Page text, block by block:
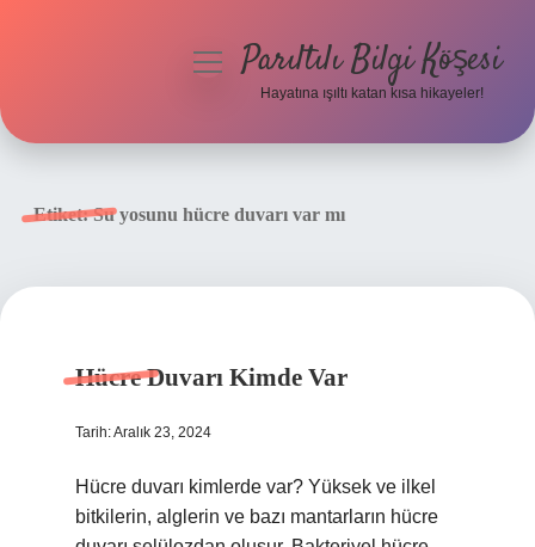
menüyüParıltılı Bilgi Köşesi
Hayatına ışıltı katan kısa hikayeler!
Etiket:Su yosunu hücre duvarı var mı
Hücre Duvarı Kimde Var
Tarih: Aralık 23, 2024
Hücre duvarı kimlerde var? Yüksek ve ilkel
bitkilerin, alglerin ve bazı mantarların hücre